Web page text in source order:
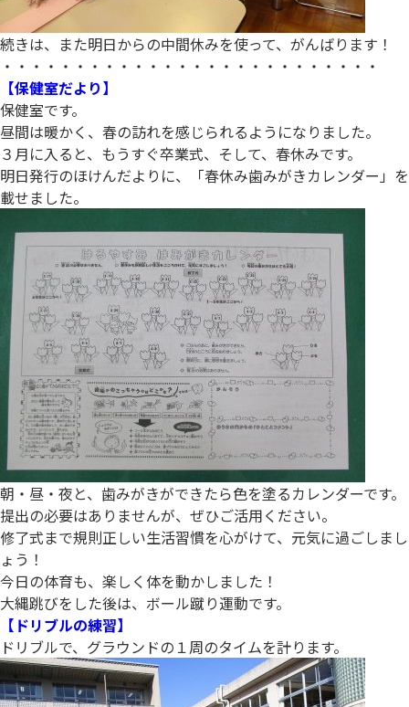
続きは、また明日からの中間休みを使って、がんばります！
・・・・・・・・・・・・・・・・・・・・・・・・・・
【保健室だより】
保健室です。
昼間は暖かく、春の訪れを感じられるようになりました。
３月に入ると、もうすぐ卒業式、そして、春休みです。
明日発行のほけんだよりに、「春休み歯みがきカレンダー」を
載せました。
朝・昼・夜と、歯みがきができたら色を塗るカレンダーです。
提出の必要はありませんが、ぜひご活用ください。
修了式まで規則正しい生活習慣を心がけて、元気に過ごしまし
ょう！
今日の体育も、楽しく体を動かしました！
大縄跳びをした後は、ボール蹴り運動です。
【ドリブルの練習】
ドリブルで、グラウンドの１周のタイムを計ります。